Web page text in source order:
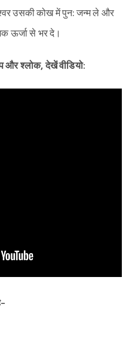
उसकी कोख में पुन: जन्म ले और
ऊर्जा से भर दे।
और श्लोक, देखें वीडियो: